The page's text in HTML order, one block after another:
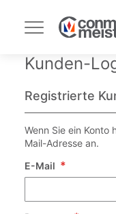
Navigation
umschalten
Kunden-
Registrierte
Wenn Sie ein Konto
Mail-Adresse an.
E-Mail